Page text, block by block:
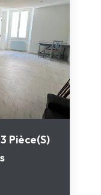
Pièce(s)